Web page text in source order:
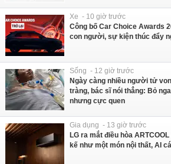
Xe - 10 giờ trước
Công bố Car Choice Awards
con người, sự kiện thúc đẩy
Sống - 12 giờ trước
Ngày càng nhiều người tử
tràng, bác sĩ nói thẳng: Bỏ
nhưng cực quen
Gia dụng - 13 giờ trước
LG ra mắt điều hòa
kế như một món nội thất, AI